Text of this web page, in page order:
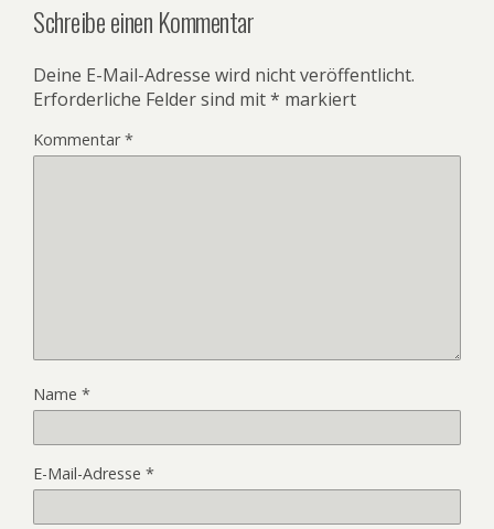
Schreibe einen Kommentar
Deine E-Mail-Adresse wird nicht veröffentlicht.
Erforderliche Felder sind mit* markiert
Kommentar*
Name *
E-Mail-Adresse *